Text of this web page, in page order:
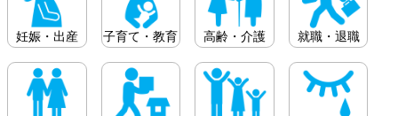
妊娠・出産 子育て・教育 高齢・介護 就職・退職